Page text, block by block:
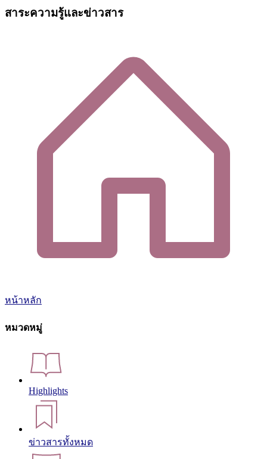
สาระความรู้และข่าวสาร
หน้าหลัก
หมวดหมู่
Highlights
ข่าวสารทั้งหมด